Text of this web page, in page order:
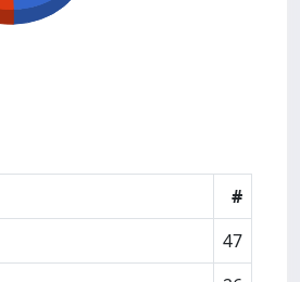
#
47